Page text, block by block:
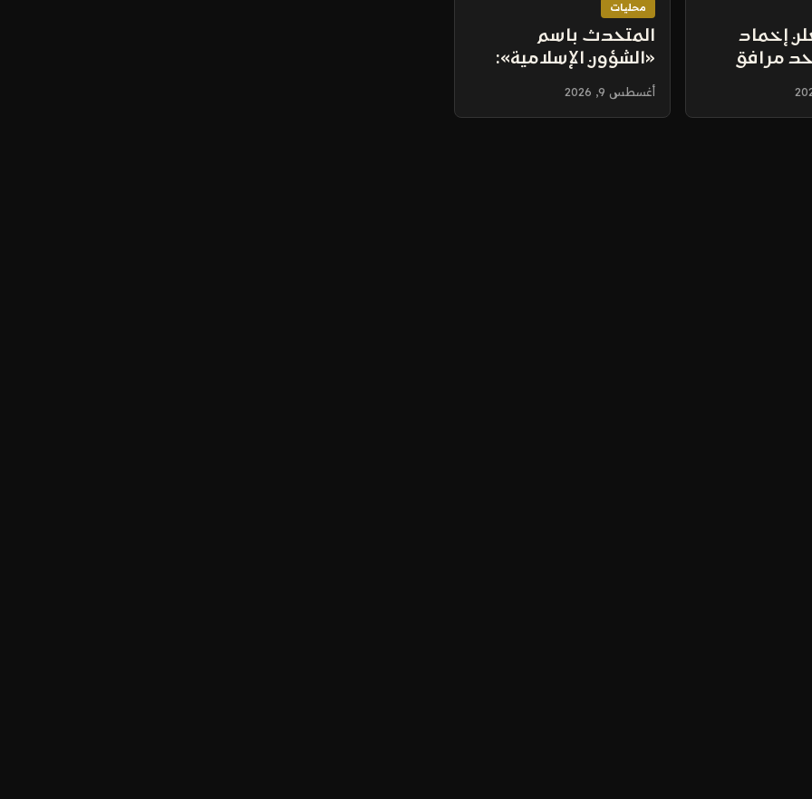
إخماد
مرافق
محليات
المتحدث باسم
«الشؤون الإسلامية»:
إضافة فرع للنساء في
مسابقة الملك عبد
أغسطس 9, 2026